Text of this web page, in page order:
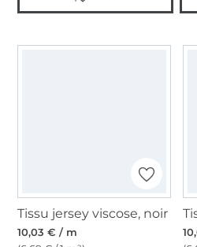
Tissu jersey viscose, noir
10,03 € / m